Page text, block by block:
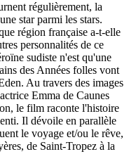
régulièrement, la
star parmi les stars.
région française a-t-elle
personnalités de ce
sudiste n'est qu'une
des Années folles vont
Au travers des images
Emma de Caunes
le film raconte l'histoire
Il dévoile en parallèle
le voyage et/ou le rêve,
de Saint-Tropez à la